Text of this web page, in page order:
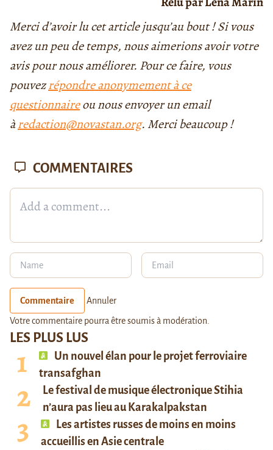
Merci d’avoir lu cet article jusqu’au bout ! Si vous
avez un peu de temps, nous aimerions avoir votre
avis pour nous améliorer. Pour ce faire, vous
pouvezrépondre anonymement à ce
questionnaireou nous envoyer un email
àredaction@novastan.org. Merci beaucoup !
LES PLUS LUS
Un nouvel élan pour le projet ferroviaire
transafghan
Le festival de musique électronique Stihia
n’aura pas lieu au Karakalpakstan
Les artistes russes de moins en moins
accueillis en Asie centrale
COMMENTAIRES
Commentaire Annuler
Votre commentaire pourra être soumis à modération.